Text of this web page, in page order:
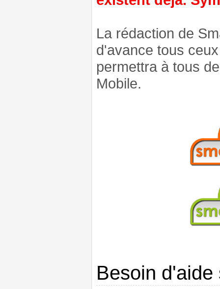
La rédaction de
d'avance tous
permettra à tous
Mobile.
Besoin